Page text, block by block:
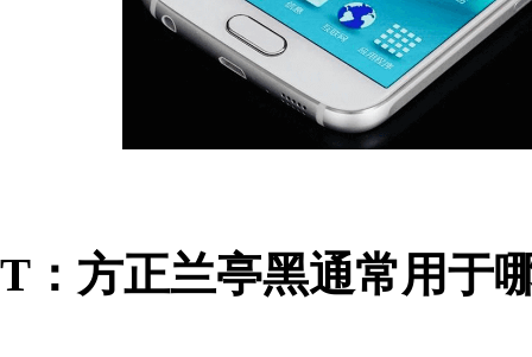
T：方正兰亭黑通常用于